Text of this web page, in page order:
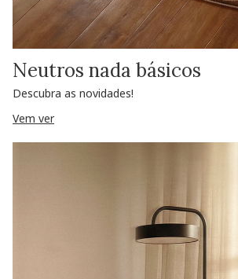
Neutros nada básicos
Descubra as novidades!
Vem ver